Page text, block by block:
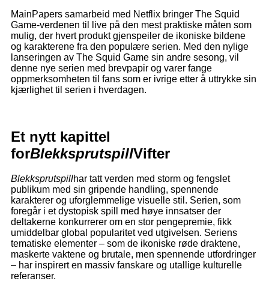
MainPapers samarbeid med Netflix bringer The Squid
Game-verdenen til live på den mest praktiske måten som
mulig, der hvert produkt gjenspeiler de ikoniske bildene
og karakterene fra den populære serien. Med den nylige
lanseringen av The Squid Game sin andre sesong, vil
denne nye serien med brevpapir og varer fange
oppmerksomheten til fans som er ivrige etter å uttrykke sin
kjærlighet til serien i hverdagen.
Et nytt kapittel
forBlekksprutspillVifter
Blekksprutspillhar tatt verden med storm og fengslet
publikum med sin gripende handling, spennende
karakterer og uforglemmelige visuelle stil. Serien, som
foregår i et dystopisk spill med høye innsatser der
deltakerne konkurrerer om en stor pengepremie, fikk
umiddelbar global popularitet ved utgivelsen. Seriens
tematiske elementer – som de ikoniske røde draktene,
maskerte vaktene og brutale, men spennende utfordringer
– har inspirert en massiv fanskare og utallige kulturelle
referanser.